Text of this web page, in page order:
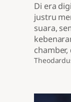
Di era
justru
suara,